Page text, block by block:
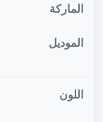
الماركة
الموديل
اللون